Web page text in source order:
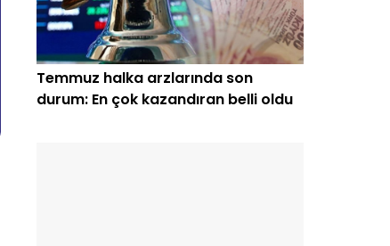
Temmuz halka arzlarında son
durum: En çok kazandıran belli oldu